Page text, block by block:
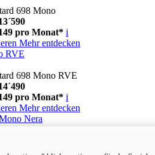
698 Mono
pro Monat* i
Mehr entdecken
RVE
698 Mono RVE
pro Monat* i
Mehr entdecken
Nera